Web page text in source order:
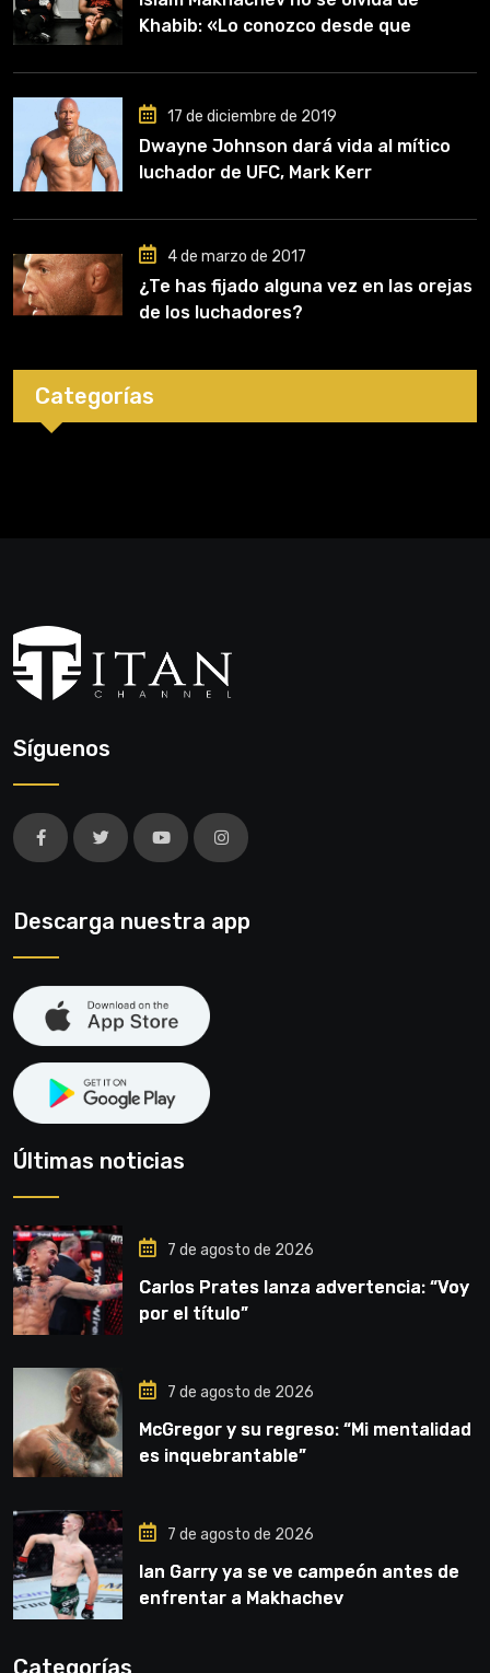
Khabib: «Lo conozco desde que
clave en mi carrera»
17 de diciembre de 2019
Dwayne Johnson dará vida al mítico
luchador de UFC, Mark Kerr
4 de marzo de 2017
¿Te has fijado alguna vez en las orejas
de los luchadores?
Categorías
Síguenos
Descarga nuestra app
Últimas noticias
7 de agosto de 2026
Carlos Prates lanza advertencia: “Voy
por el título”
7 de agosto de 2026
McGregor y su regreso: “Mi mentalidad
es inquebrantable”
7 de agosto de 2026
Ian Garry ya se ve campeón antes de
enfrentar a Makhachev
Categorías